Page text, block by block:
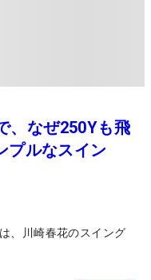
、なぜ250Yも飛
プルなスイン
、川崎春花のスイング